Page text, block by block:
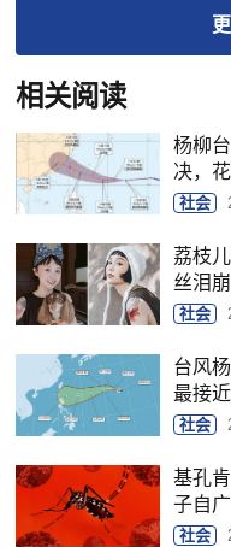
相关阅读
杨柳
决，
社会
荔枝
丝泪
社会
台风
最接近
社会
基孔
子自
社会